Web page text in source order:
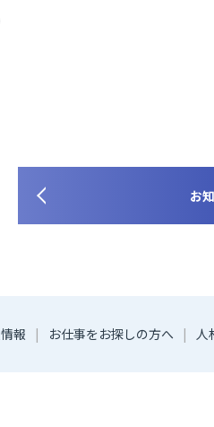
お
報 お仕事をお探しの方へ 人